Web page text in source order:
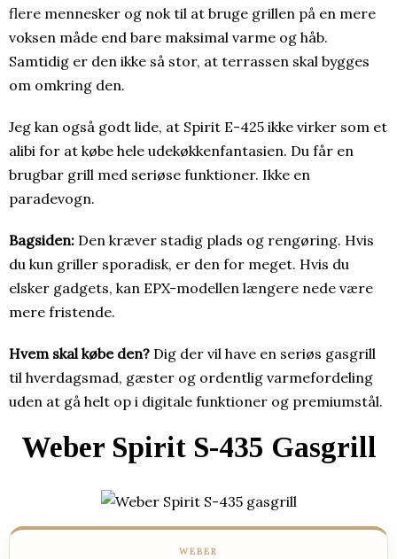
flere mennesker og nok til at bruge grillen på en mere
voksen måde end bare maksimal varme og håb.
Samtidig er den ikke så stor, at terrassen skal bygges
om omkring den.
Jeg kan også godt lide, at Spirit E-425 ikke virker som et
alibi for at købe hele udekøkkenfantasien. Du får en
brugbar grill med seriøse funktioner. Ikke en
paradevogn.
Bagsiden: Den kræver stadig plads og rengøring. Hvis
du kun griller sporadisk, er den for meget. Hvis du
elsker gadgets, kan EPX-modellen længere nede være
mere fristende.
Hvem skal købe den? Dig der vil have en seriøs gasgrill
til hverdagsmad, gæster og ordentlig varmefordeling
uden at gå helt op i digitale funktioner og premiumstål.
Weber Spirit S-435 Gasgrill
WEBER